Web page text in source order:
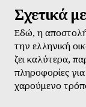
Σχετικά
Εδώ, η
την ελληνική
ζει καλύτερα,
πληροφορίες για
χαρούμενο